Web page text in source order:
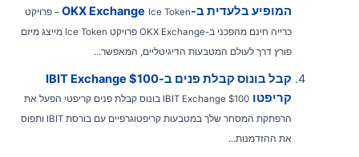
המופיע בלעדית ב-OKX Exchange
Ice Token – פרויקט
כרייה חינם מהפכני ב-OKX Exchange פרויקט Ice Token מייצג מיזם
פורץ דרך לעולם המטבעות הדיגיטליים, המאפשר...
קבל בונוס קבלת פנים ב-IBIT Exchange $100
קריפטו
IBIT Exchange $100 בונוס קבלת פנים קריפטי הפעל את
הרפתקת המסחר שלך במטבעות קריפטוגרפיים עם בורסת IBIT ותפוס
את ההזדמנות...